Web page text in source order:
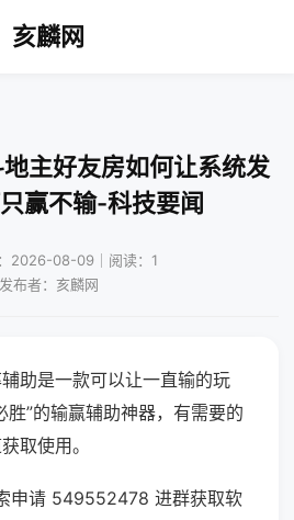
亥麟网
主好友房如何让系统发
赢不输-科技要闻
2026-08-09｜阅读：1
发布者：亥麟网
助是一款可以让一直输的玩
胜”的输赢辅助神器，有需要的
取使用。
申请 549552478 进群获取软